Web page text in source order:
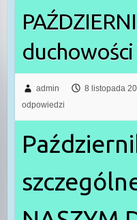
duchowości
admin 8 listopada
odpowiedzi